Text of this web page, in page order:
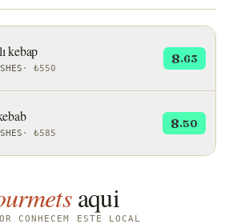
kebap
· ₺550
8.63
· ₺585
8.50
aqui
CONHECEM ESTE LOCAL